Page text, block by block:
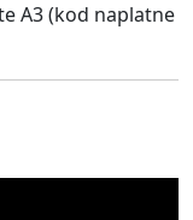
A3 (kod naplatne